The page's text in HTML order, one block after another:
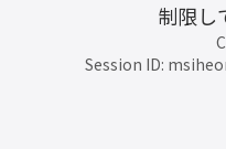
制限し
Session ID: